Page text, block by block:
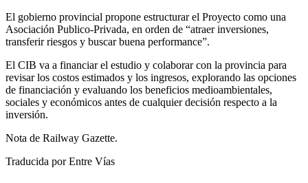
El gobierno provincial propone estructurar el Proyecto como una
Asociación Publico-Privada, en orden de “atraer inversiones,
transferir riesgos y buscar buena performance”.
El CIB va a financiar el estudio y colaborar con la provincia para
revisar los costos estimados y los ingresos, explorando las opciones
de financiación y evaluando los beneficios medioambientales,
sociales y económicos antes de cualquier decisión respecto a la
inversión.
Nota de Railway Gazette.
Traducida por Entre Vías